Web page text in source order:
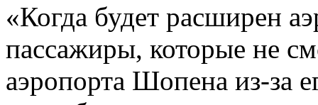
«Когда будет расширен
пассажиры, которые не
аэропорта Шопена из-за